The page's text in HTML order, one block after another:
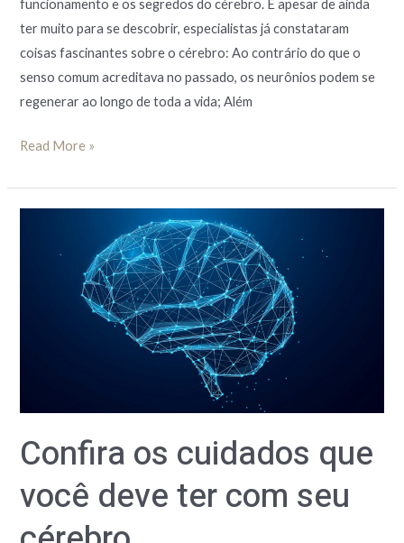
funcionamento e os segredos do cérebro. E apesar de ainda
ter muito para se descobrir, especialistas já constataram
coisas fascinantes sobre o cérebro: Ao contrário do que o
senso comum acreditava no passado, os neurônios podem se
regenerar ao longo de toda a vida; Além
Read More »
Confira os cuidados que
você deve ter com seu
seu
cérebro